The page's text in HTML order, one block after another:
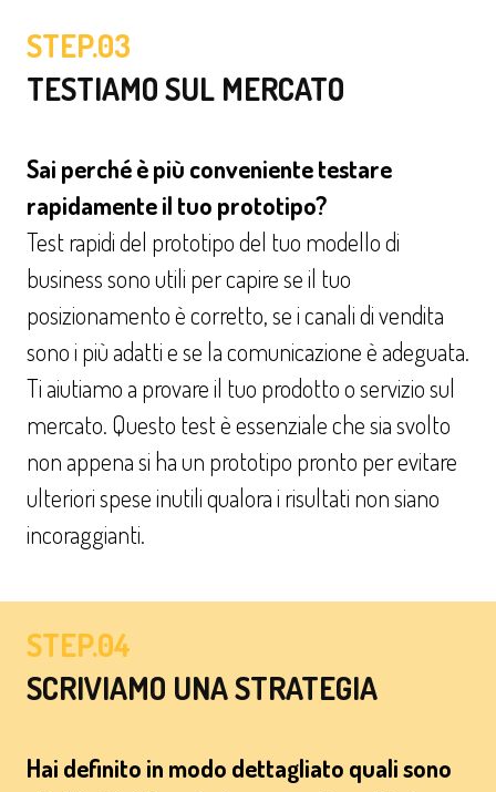
STEP.03
TESTIAMO SUL MERCATO
Sai perché è più conveniente testare
rapidamente il tuo prototipo?
Test rapidi del prototipo del tuo modello di
business sono utili per capire se il tuo
posizionamento è corretto, se i canali di vendita
sono i più adatti e se la comunicazione è adeguata.
Ti aiutiamo a provare il tuo prodotto o servizio sul
mercato. Questo test è essenziale che sia svolto
non appena si ha un prototipo pronto per evitare
ulteriori spese inutili qualora i risultati non siano
incoraggianti.
STEP.04
SCRIVIAMO UNA STRATEGIA
Hai definito in modo dettagliato quali sono